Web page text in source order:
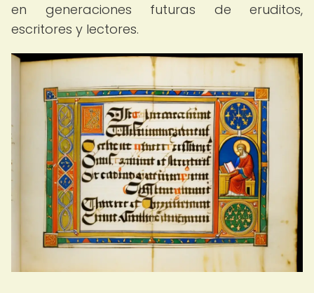
en generaciones futuras de eruditos,
escritores y lectores.